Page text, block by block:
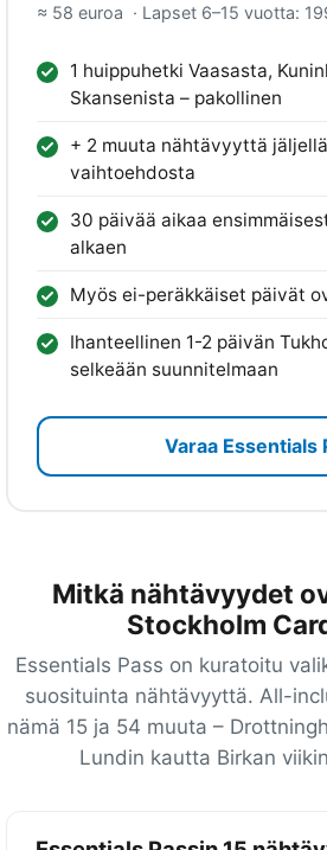
≈ 58 euroa · Lapset 6–15 vuotta:
1 huippuhetki Vaasasta,
Skansenista – pakollinen
+ 2 muuta nähtävyyttä
vaihtoehdosta
30 päivää aikaa
alkaen
Myös ei-peräkkäiset päivät
Ihanteellinen 1-2 päivän
selkeään suunnitelmaan
Varaa Essentials
Mitkä nähtävyydet
Stockholm
Essentials Pass on kuratoitu
suosituinta nähtävyyttä. All-
nämä 15 ja 54 muuta –
Lundin kautta Birkan